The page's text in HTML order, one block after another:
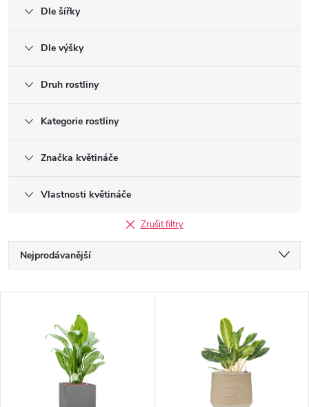
Dle šířky
Dle výšky
Druh rostliny
Kategorie rostliny
Značka květináče
Vlastnosti květináče
Zrušit filtry
Ř
a
Nejprodávanější
Abecedně